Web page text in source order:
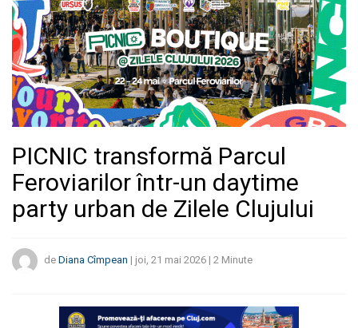
PICNIC transformă Parcul
Feroviarilor într-un daytime
party urban de Zilele Clujului
de Diana Cîmpean | joi, 21 mai 2026 | 2 Minute